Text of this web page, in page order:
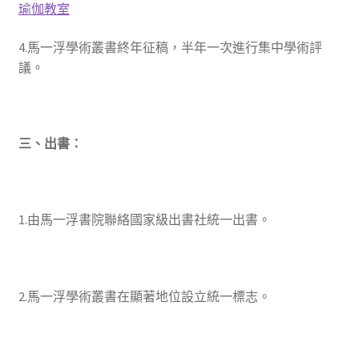
瑜伽教室
4.馬一浮學術叢書終年征稿，半年一次進行集中學術評
議。
三、出書：
1.由馬一浮書院聯絡國家級出書社統一出書。
2.馬一浮學術叢書在顯著地位設立統一標志。